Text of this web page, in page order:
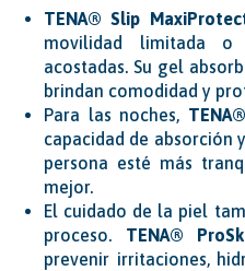
TENA® Slip
movilidad limitada o
acostadas. Su gel
brindan comodidad y
Para las noches,
capacidad de absorción
persona esté más
mejor.
El cuidado de la piel
proceso. TENA®
prevenir irritaciones,